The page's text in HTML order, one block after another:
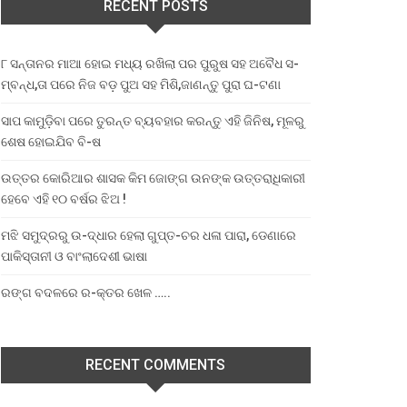
RECENT POSTS
୮ ସନ୍ତାନର ମାଆ ହୋଇ ମଧ୍ୟ ରଖିଲା ପର ପୁରୁଷ ସହ ଅବୈଧ ସ-
ମ୍ବନ୍ଧ,ତା ପରେ ନିଜ ବଡ଼ ପୁଅ ସହ ମିଶି,ଜାଣନ୍ତୁ ପୁରା ଘ-ଟଣା
ସାପ କାମୁଡ଼ିବା ପରେ ତୁରନ୍ତ ବ୍ୟବହାର କରନ୍ତୁ ଏହି ଜିନିଷ, ମୂଳରୁ
ଶେଷ ହୋଇଯିବ ବି-ଷ
ଉତ୍ତର କୋରିଆର ଶାସକ କିମ ଜୋଙ୍ଗ ଉନଙ୍କ ଉତ୍ତରାଧିକାରୀ
ହେବେ ଏହି ୧୦ ବର୍ଷର ଝିଅ !
ମଝି ସମୁଦ୍ରରୁ ଉ-ଦ୍ଧାର ହେଲା ଗୁପ୍ତ-ଚର ଧଳା ପାରା, ଡେଣାରେ
ପାକିସ୍ତାନୀ ଓ ବାଂଲାଦେଶୀ ଭାଷା
ରଙ୍ଗ ବଦଳରେ ର-କ୍ତର ଖେଳ …..
RECENT COMMENTS